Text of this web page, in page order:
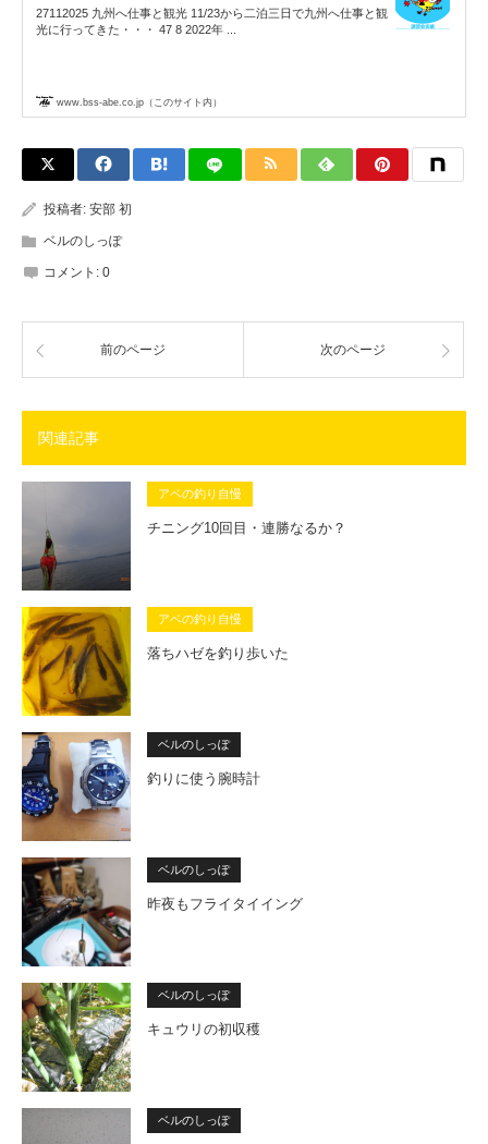
27112025 九州へ仕事と観光 11/23から二泊三日で九州へ仕事と観
光に行ってきた・・・ 47 8 2022年 ...
www.bss-abe.co.jp（このサイト内）
投稿者: 安部 初
ベルのしっぽ
コメント: 0
前のページ 次のページ
関連記事
アベの釣り自慢
チニング10回目・連勝なるか？
アベの釣り自慢
落ちハゼを釣り歩いた
ベルのしっぽ
釣りに使う腕時計
ベルのしっぽ
昨夜もフライタイイング
ベルのしっぽ
キュウリの初収穫
ベルのしっぽ